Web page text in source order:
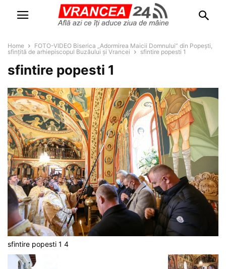
Home
FOTO-VIDEO Biserica „Adormirea Maicii Domnului” din Popești,
sfințită de arhiepiscopul Buzăului și Vrancei
sfintire popesti 1
sfintire popesti 1
sfintire popesti 1 4